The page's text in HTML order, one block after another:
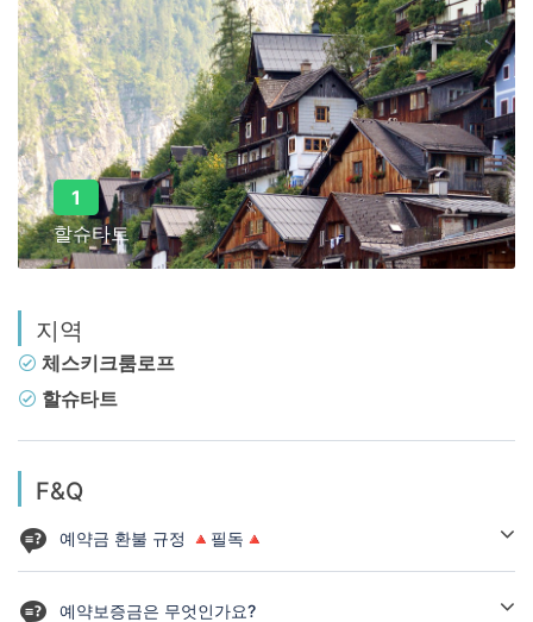
1
할슈타트
지역
체스키크룸로프
할슈타트
F&Q
예약금 환불 규정 🔺필독🔺
예약보증금은 무엇인가요?